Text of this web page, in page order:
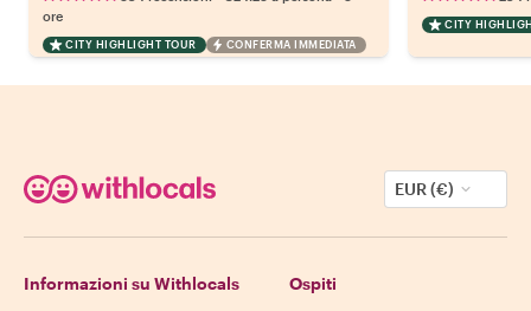
ore
CITY HIGHLIGHT TOUR CONFERMA IMMEDIATA
CITY
EUR (€)
Informazioni su Withlocals Ospiti